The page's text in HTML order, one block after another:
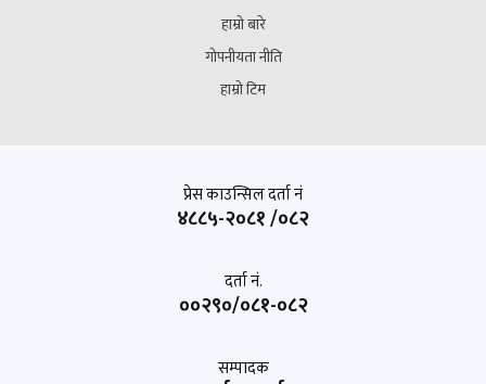
हाम्रो बारे
गोपनीयता नीति
हाम्रो टिम
प्रेस काउन्सिल दर्ता नं
४८८५-२०८१ /०८२
दर्ता नं.
००२९०/०८१-०८२
सम्पादक